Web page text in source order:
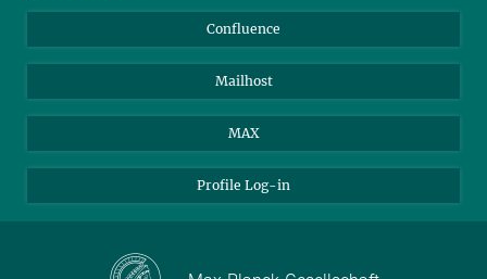
YouTube
Für Journalisten und Journalistinnen
Über Tiere in der Forschung
Ihr Weg zu uns
Confluence
Mailhost
MAX
Profile Log-in